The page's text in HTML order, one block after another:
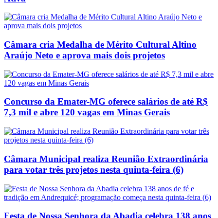
Câmara cria Medalha de Mérito Cultural Altino
Araújo Neto e aprova mais dois projetos
Concurso da Emater-MG oferece salários de até R$
7,3 mil e abre 120 vagas em Minas Gerais
Câmara Municipal realiza Reunião Extraordinária
para votar três projetos nesta quinta-feira (6)